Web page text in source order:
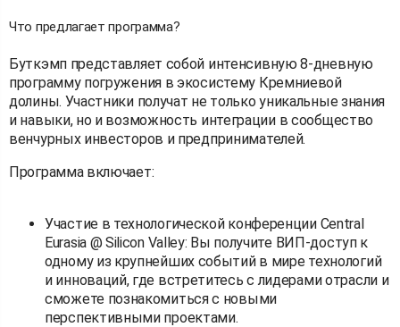
Что предлагает программа?
Буткэмп представляет собой интенсивную 8-дневную
программу погружения в экосистему Кремниевой
долины. Участники получат не только уникальные знания
и навыки, но и возможность интеграции в сообщество
венчурных инвесторов и предпринимателей.
Программа включает:
Участие в технологической конференции Central
Eurasia @ Silicon Valley: Вы получите ВИП-доступ к
одному из крупнейших событий в мире технологий
и инноваций, где встретитесь с лидерами отрасли и
сможете познакомиться с новыми
перспективными проектами.